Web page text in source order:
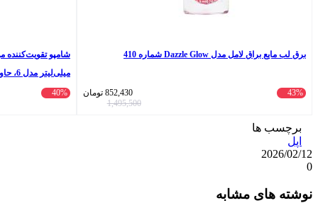
برق لب مایع براق لامل مدل Dazzle Glow شماره 410
43%
852,430 تومان
1,495,500
سولفات،
محافظت از
40%
برچسب ها
اپل
2026/02/12
0
آپ
گذاری
نوشته های مشابه